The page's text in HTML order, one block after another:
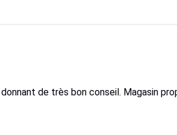
de très bon conseil. Magasin